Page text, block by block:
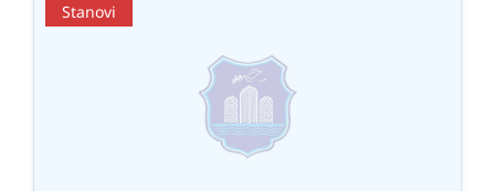
Stanovi